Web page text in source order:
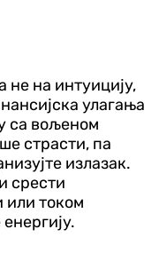
не на интуицију,
улагања
са вољеном
страсти, па
излазак.
срести
или током